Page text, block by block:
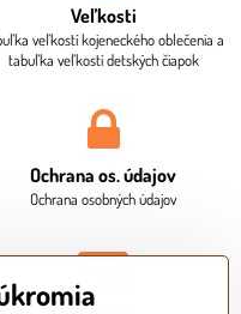
Veľkosti
veľkostí kojeneckého oblečenia a
tabuľka veľkostí detských čiapok
Ochrana os​. údajov
Ochrana osobných údajov